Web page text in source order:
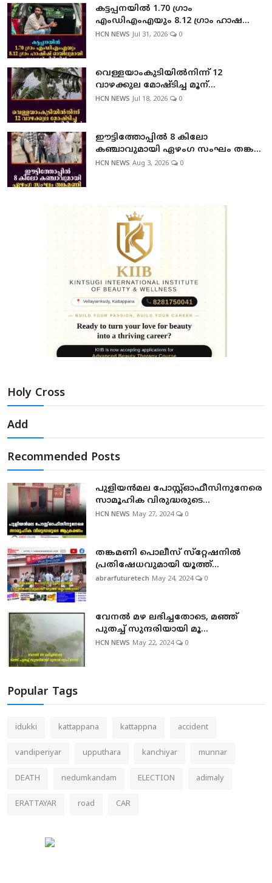
കട്ടപ്പനയില്‍ 1.70 ഗ്രാം
എംഡിഎംഎയും 8.12 ഗ്രാം ഹാഷ...
HCN NEWS Jul 31, 2026 0
വെള്ളയാംകുടിയില്‍നിന്ന് 12
വാഴക്കുല മോഷ്ടിച്ച മൂന്...
HCN NEWS Jul 18, 2026 0
ഈട്ടിത്തോപ്പില്‍ 8 കിലോ
കഞ്ചാവുമായി ഏഴംഗ സംഘം തങ്ക...
HCN NEWS Aug 3, 2026 0
Holy Cross
Add
Recommended Posts
പുളിയന്‍മല പോസ്റ്റ്ഓഫീസിനുനേരെ
സാമൂഹിക വിരുദ്ധരുടെ...
HCN NEWS May 27, 2024 0
തങ്കമണി പൊലീസ് സ്‌റ്റേഷനില്‍
പ്രതിഷേധവുമായി യൂത്ത്...
abrarfuturetech May 24, 2024 0
വേനല്‍ മഴ ലഭിച്ചതോടെ, മഞ്ഞ്
പുതച്ച് സുന്ദരിയായി മൂ...
HCN NEWS May 22, 2024 0
Popular Tags
idukki kattappana kattappna accident
vandiperiyar upputhara kanchiyar munnar
DEATH nedumkandam ELECTION adimaly
ERATTAYAR road CAR